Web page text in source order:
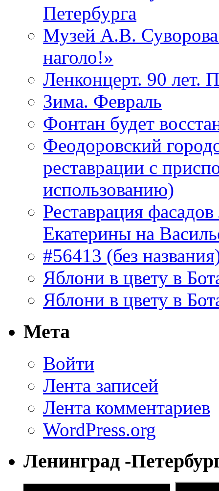
Петербурга
Музей А.В.
наголо!»
Ленконцерт. 90 лет.
Зима. Февраль
Фонтан будет
Феодоровский
реставрации с
использованию)
Реставрация
Екатерины на
#56413 (без
Яблони в цвету в
Яблони в цвету в
Мета
Войти
Лента записей
Лента комментариев
WordPress.org
Ленинград -